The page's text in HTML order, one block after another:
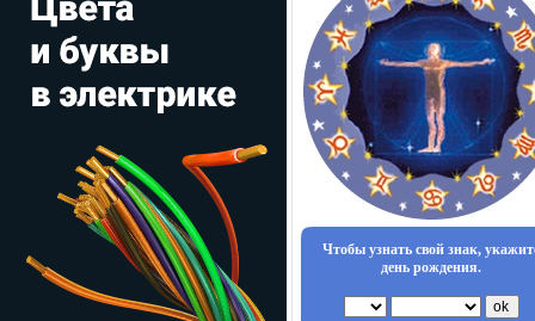
Чтобы узнать свой знак,
день рождения.